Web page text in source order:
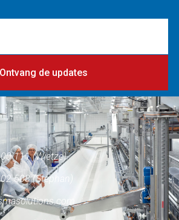
Ontvang de updates
111 (Wietze)
503 (Stephan)